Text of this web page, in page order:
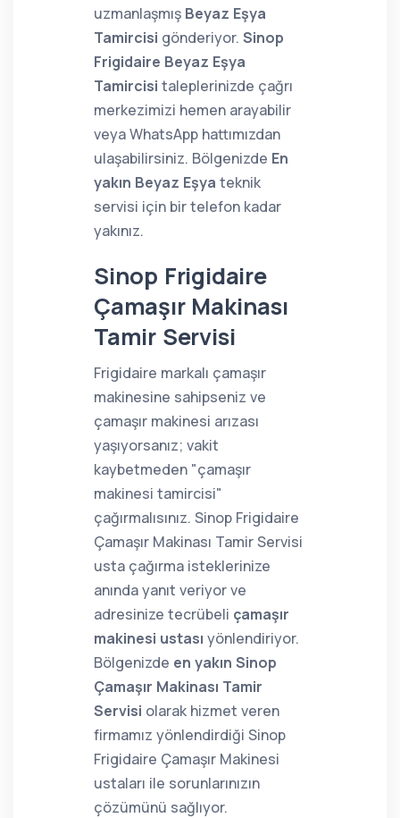
uzmanlaşmış Beyaz Eşya
Tamircisi gönderiyor. Sinop
Frigidaire Beyaz Eşya
Tamircisi taleplerinizde çağrı
merkezimizi hemen arayabilir
veya WhatsApp hattımızdan
ulaşabilirsiniz. Bölgenizde En
yakın Beyaz Eşya teknik
servisi için bir telefon kadar
yakınız.
Sinop Frigidaire
Çamaşır Makinası
Tamir Servisi
Frigidaire markalı çamaşır
makinesine sahipseniz ve
çamaşır makinesi arızası
yaşıyorsanız; vakit
kaybetmeden "çamaşır
makinesi tamircisi"
çağırmalısınız. Sinop Frigidaire
Çamaşır Makinası Tamir Servisi
usta çağırma isteklerinize
anında yanıt veriyor ve
adresinize tecrübeli çamaşır
makinesi ustası yönlendiriyor.
Bölgenizde en yakın Sinop
Çamaşır Makinası Tamir
Servisi olarak hizmet veren
firmamız yönlendirdiği Sinop
Frigidaire Çamaşır Makinesi
ustaları ile sorunlarınızın
çözümünü sağlıyor.